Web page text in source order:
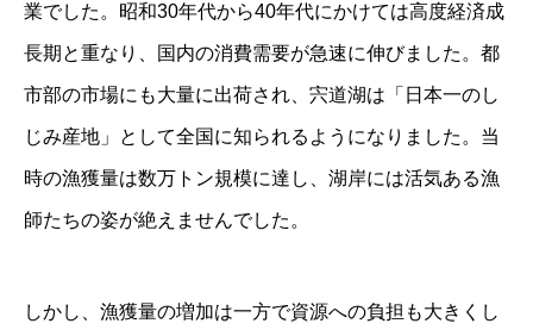
業でした。昭和30年代から40年代にかけては高度経済成
長期と重なり、国内の消費需要が急速に伸びました。都
市部の市場にも大量に出荷され、宍道湖は「日本一のし
じみ産地」として全国に知られるようになりました。当
時の漁獲量は数万トン規模に達し、湖岸には活気ある漁
師たちの姿が絶えませんでした。
しかし、漁獲量の増加は一方で資源への負担も大きくし